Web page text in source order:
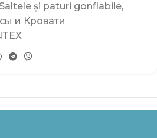
Saltele și paturi gonflabile,
и Кровати